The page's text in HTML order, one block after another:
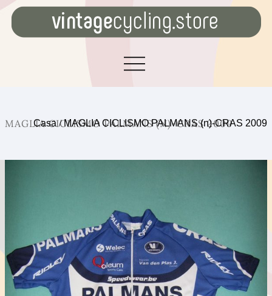
MAGLIA CICLISMO PALMANS (N)-CRAS 2009
Casa/MAGLIA CICLISMO PALMANS (n)-CRAS 2009